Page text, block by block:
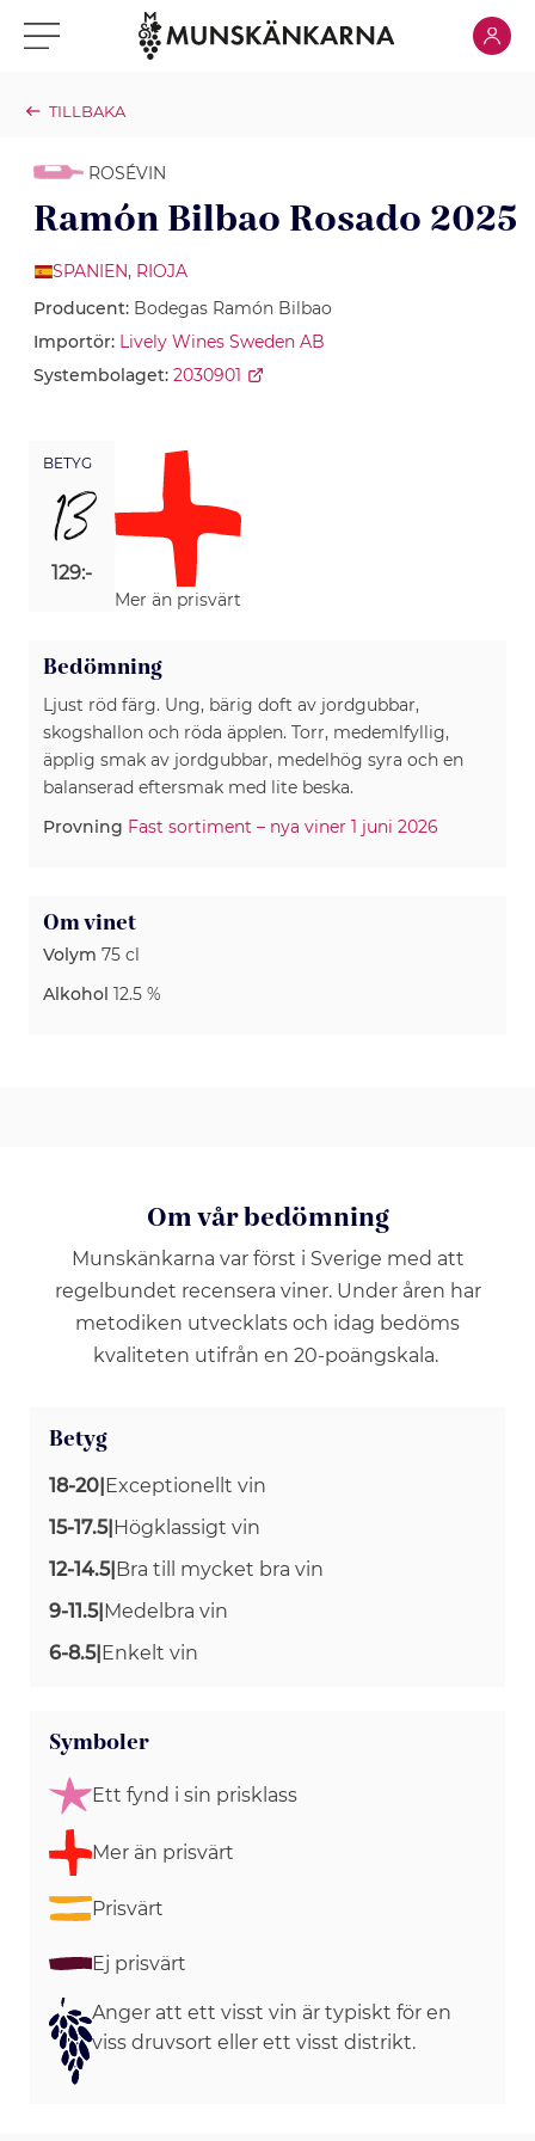
Klicka för meny Klicka
TILLBAKA
ROSÉVIN
Ramón Bilbao Rosado 2025
SPANIEN, RIOJA
Producent: Bodegas Ramón Bilbao
Importör: Lively Wines Sweden AB
Systembolaget: 2030901
BETYG
13
129:-
Mer än prisvärt
Bedömning
Ljust röd färg. Ung, bärig doft av jordgubbar,
skogshallon och röda äpplen. Torr, medemlfyllig,
äpplig smak av jordgubbar, medelhög syra och en
balanserad eftersmak med lite beska.
Provning Fast sortiment – nya viner 1 juni 2026
Om vinet
Volym 75 cl
Alkohol 12.5 %
Om vår bedömning
Munskänkarna var först i Sverige med att
regelbundet recensera viner. Under åren har
metodiken utvecklats och idag bedöms
kvaliteten utifrån en 20-poängskala.
Betyg
18-20|Exceptionellt vin
15-17.5|Högklassigt vin
12-14.5|Bra till mycket bra vin
9-11.5|Medelbra vin
6-8.5|Enkelt vin
Symboler
Ett fynd i sin prisklass
Mer än prisvärt
Prisvärt
Ej prisvärt
Anger att ett visst vin är typiskt för en
viss druvsort eller ett visst distrikt.